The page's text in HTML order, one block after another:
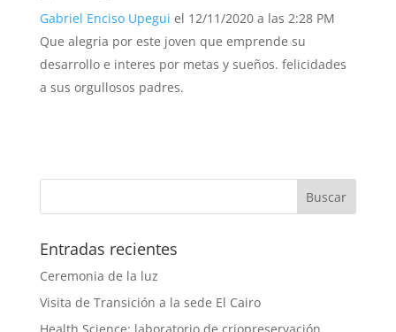
Gabriel Enciso Upegui el 12/11/2020 a las 2:28 PM
Que alegria por este joven que emprende su
desarrollo e interes por metas y sueños. felicidades
a sus orgullosos padres.
Entradas recientes
Ceremonia de la luz
Visita de Transición a la sede El Cairo